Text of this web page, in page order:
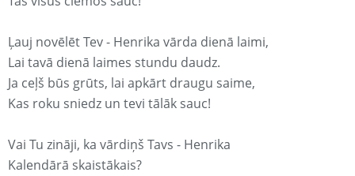
Ļauj novēlēt Tev - Henrika vārda dienā laimi,
Lai tavā dienā laimes stundu daudz.
Ja ceļš būs grūts, lai apkārt draugu saime,
Kas roku sniedz un tevi tālāk sauc!
Vai Tu zināji, ka vārdiņš Tavs - Henrika
Kalendārā skaistākais?